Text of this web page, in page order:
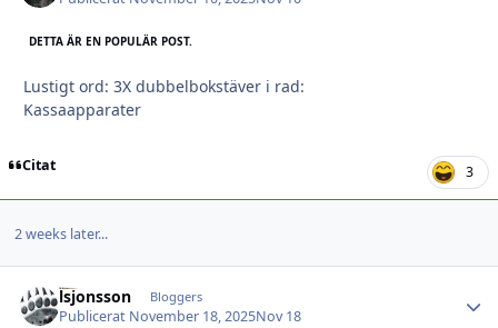
DETTA ÄR EN POPULÄR POST.
Lustigt ord: 3X dubbelbokstäver i rad:
Kassaapparater
Citat 3
2 weeks later...
lsjonsson Bloggers
Publicerat November 18, 2025Nov 18